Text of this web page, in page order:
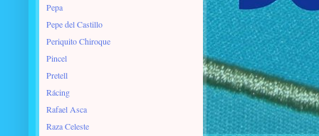
Pepa
Pepe del Castillo
Periquito Chiroque
Pincel
Pretell
Rácing
Rafael Asca
Raza Celeste